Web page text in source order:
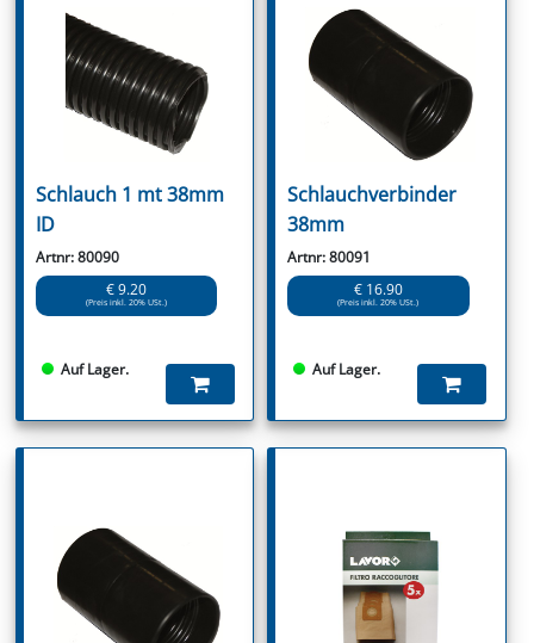
Schlauch 1 mt 38mm
ID
Artnr: 80090
€ 9.20
(Preis inkl. 20% USt.)
Auf Lager.
Schlauchverbinder
38mm
Artnr: 80091
€ 16.90
(Preis inkl. 20% USt.)
Auf Lager.